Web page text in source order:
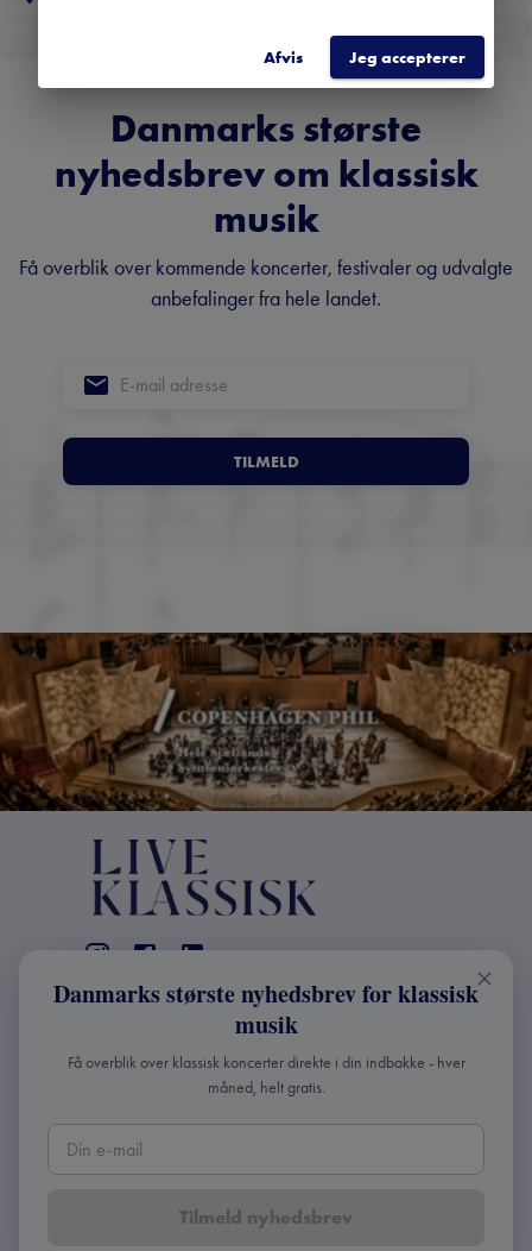
Danmarks største
nyhedsbrev om klassisk
musik
Få overblik over kommende koncerter, festivaler og udvalgte
anbefalinger fra hele landet.
TILMELD
KONTAKT
info@liveklassisk.dk
Live Klassisk ApS
CVR 41507780
2026Live Klassisk •Fortroligheds- og
Danmarks største nyhedsbrev for klassisk
musik
Få overblik over klassisk koncerter direkte i din indbakke - hver
måned, helt gratis.
Tilmeld nyhedsbrev
Afvis Jeg accepterer